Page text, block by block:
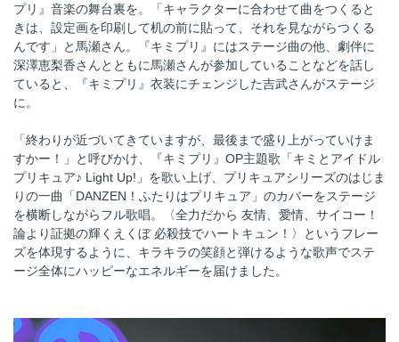
プリ』音楽の舞台裏を。「キャラクターに合わせて曲をつくると
きは、設定画を印刷して机の前に貼って、それを見ながらつくる
んです」と馬瀬さん。『キミプリ』にはステージ曲の他、劇伴に
深澤恵梨香さんとともに馬瀬さんが参加していることなどを話し
ていると、『キミプリ』衣装にチェンジした吉武さんがステージ
に。
「終わりが近づいてきていますが、最後まで盛り上がっていけま
すかー！」と呼びかけ、『キミプリ』OP主題歌「キミとアイドル
プリキュア♪ Light Up!」を歌い上げ、プリキュアシリーズのはじま
りの一曲「DANZEN！ふたりはプリキュア」のカバーをステージ
を横断しながらフル歌唱。〈全力だから 友情、愛情、サイコー！
論より証拠の輝くえくぼ 必殺技でハートキュン！〉というフレー
ズを体現するように、キラキラの笑顔と弾けるような歌声でステ
ージ全体にハッピーなエネルギーを届けました。